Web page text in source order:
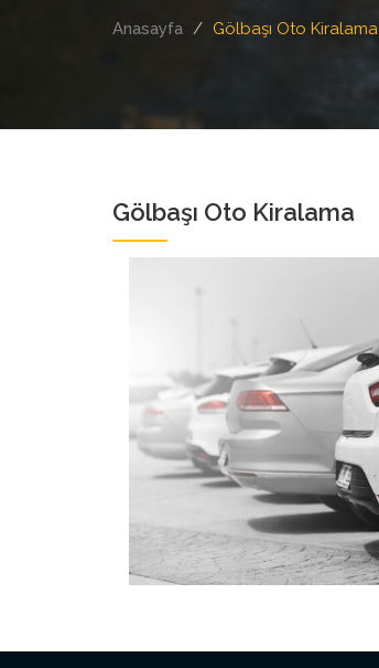
Anasayfa Gölbaşı Oto Kiralama
Gölbaşı Oto Kiralama